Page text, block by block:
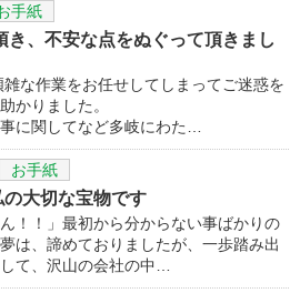
手紙
き、不安な点をぬぐって頂きまし
な作業をお任せしてしまってご迷惑を
かりました。
に関してなど多岐にわた…
お手紙
大切な宝物です
！！」最初から分からない事ばかりの
は、諦めておりましたが、一歩踏み出
て、沢山の会社の中…